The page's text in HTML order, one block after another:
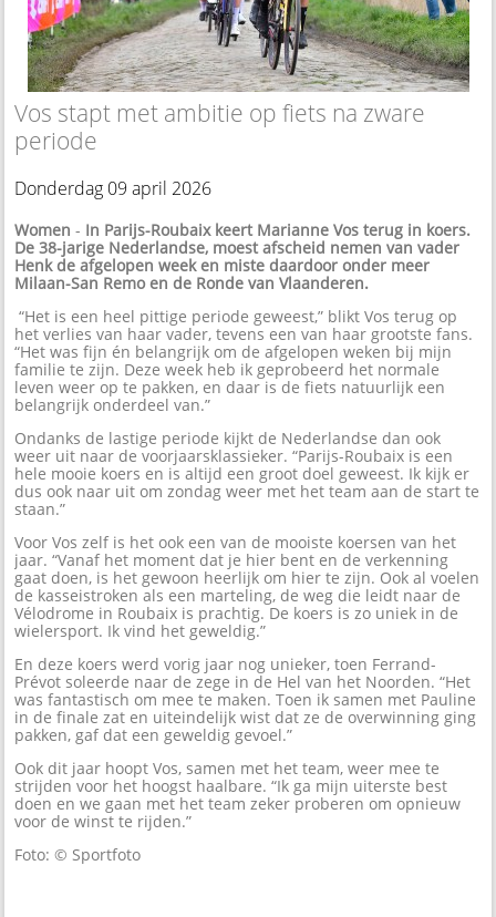
Vos stapt met ambitie op fiets na zware
periode
Donderdag 09 april 2026
Women - In Parijs-Roubaix keert Marianne Vos terug in koers.
De 38-jarige Nederlandse, moest afscheid nemen van vader
Henk de afgelopen week en miste daardoor onder meer
Milaan-San Remo en de Ronde van Vlaanderen.
“Het is een heel pittige periode geweest,” blikt Vos terug op
het verlies van haar vader, tevens een van haar grootste fans.
“Het was fijn én belangrijk om de afgelopen weken bij mijn
familie te zijn. Deze week heb ik geprobeerd het normale
leven weer op te pakken, en daar is de fiets natuurlijk een
belangrijk onderdeel van.”
Ondanks de lastige periode kijkt de Nederlandse dan ook
weer uit naar de voorjaarsklassieker. “Parijs-Roubaix is een
hele mooie koers en is altijd een groot doel geweest. Ik kijk er
dus ook naar uit om zondag weer met het team aan de start te
staan.”
Voor Vos zelf is het ook een van de mooiste koersen van het
jaar. “Vanaf het moment dat je hier bent en de verkenning
gaat doen, is het gewoon heerlijk om hier te zijn. Ook al voelen
de kasseistroken als een marteling, de weg die leidt naar de
Vélodrome in Roubaix is prachtig. De koers is zo uniek in de
wielersport. Ik vind het geweldig.”
En deze koers werd vorig jaar nog unieker, toen Ferrand-
Prévot soleerde naar de zege in de Hel van het Noorden. “Het
was fantastisch om mee te maken. Toen ik samen met Pauline
in de finale zat en uiteindelijk wist dat ze de overwinning ging
pakken, gaf dat een geweldig gevoel.”
Ook dit jaar hoopt Vos, samen met het team, weer mee te
strijden voor het hoogst haalbare. “Ik ga mijn uiterste best
doen en we gaan met het team zeker proberen om opnieuw
voor de winst te rijden.”
Foto: © Sportfoto